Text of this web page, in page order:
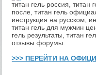
титан гель россия, титан
после, титан гель
инструкция на русском,
титан гель для мужчин
гель результаты, титан
отзывы форумы.
>>> ПЕРЕЙТИ НА